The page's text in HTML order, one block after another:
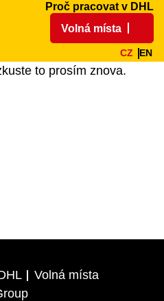
Proč pracovat v DHL
Volná místa
CZ EN
to prosím znova.
Volná místa